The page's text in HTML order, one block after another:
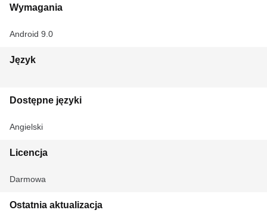
Wymagania
Android 9.0
Język
Dostępne języki
Angielski
Licencja
Darmowa
Ostatnia aktualizacja